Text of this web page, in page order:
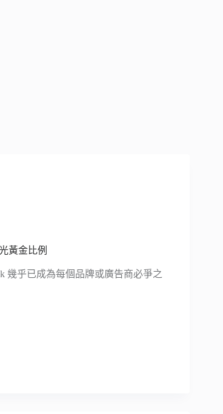
黃金比例
幾乎已成為每個品牌或廣告商必爭之